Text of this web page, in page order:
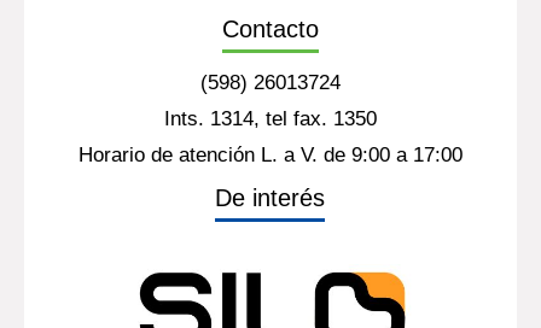
Contacto
(598) 26013724
Ints. 1314, tel fax. 1350
Horario de atención L. a V. de 9:00 a 17:00
De interés